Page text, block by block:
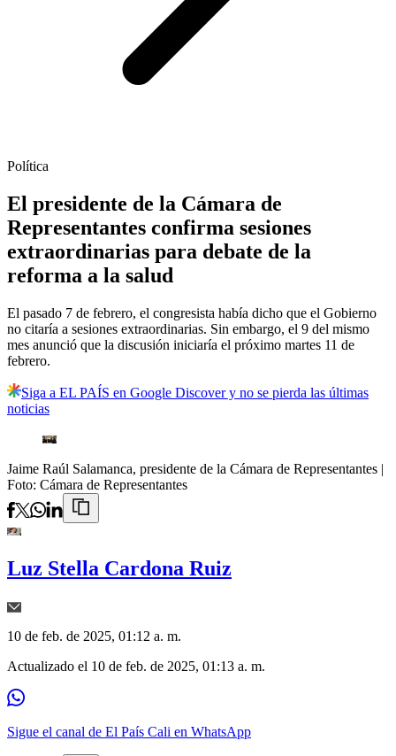
Política
El presidente de la Cámara de
Representantes confirma sesiones
extraordinarias para debate de la
reforma a la salud
El pasado 7 de febrero, el congresista había dicho que el Gobierno
no citaría a sesiones extraordinarias. Sin embargo, el 9 del mismo
mes anunció que la discusión iniciaría el próximo martes 11 de
febrero.
Siga a EL PAÍS en Google Discover y no se pierda las últimas
noticias
Jaime Raúl Salamanca, presidente de la Cámara de Representantes |
Foto: Cámara de Representantes
Luz Stella Cardona Ruiz
10 de feb. de 2025, 01:12 a. m.
Actualizado el 10 de feb. de 2025, 01:13 a. m.
Sigue el canal de El País Cali en WhatsApp